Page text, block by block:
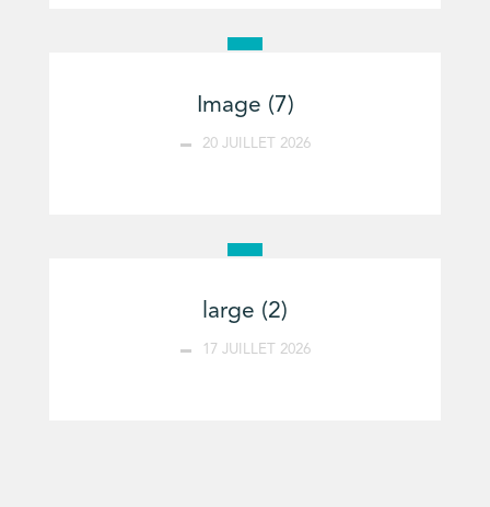
Image (7)
20 JUILLET 2026
large (2)
17 JUILLET 2026